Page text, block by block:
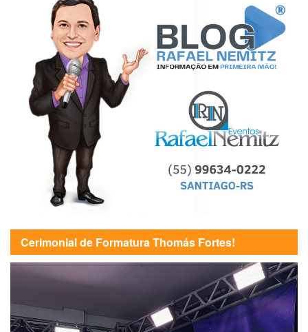
Cerimonial de Formatura Thomás Fortes!